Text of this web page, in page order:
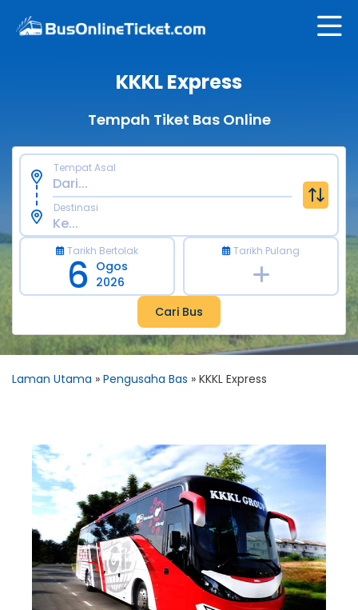
KKKL Express
Tempah Tiket Bas Online
Tempat Asal
Destinasi
Tarikh Bertolak
6 Ogos
2026
Tarikh Pulang
Laman Utama » Pengusaha Bas » KKKL Express